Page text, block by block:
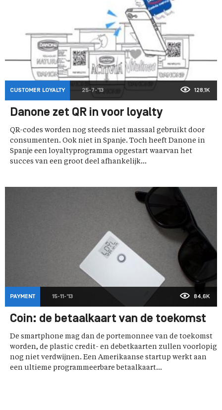
CUSTOMER LOYALTY 25-7-'13 128,1K
Danone zet QR in voor loyalty
QR-codes worden nog steeds niet massaal gebruikt door
consumenten. Ook niet in Spanje. Toch heeft Danone in
Spanje een loyaltyprogramma opgestart waarvan het
succes van een groot deel afhankelijk...
PAYMENT 15-11-'13 84,6K
Coin: de betaalkaart van de toekomst
De smartphone mag dan de portemonnee van de toekomst
worden, de plastic credit- en debetkaarten zullen voorlopig
nog niet verdwijnen. Een Amerikaanse startup werkt aan
een ultieme programmeerbare betaalkaart...